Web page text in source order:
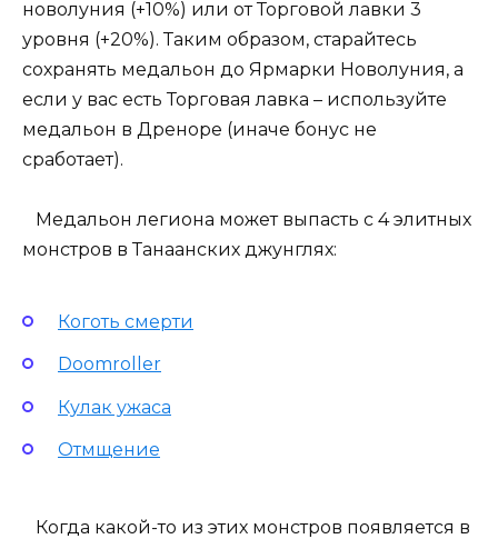
новолуния (+10%) или от Торговой лавки 3
уровня (+20%). Таким образом, старайтесь
сохранять медальон до Ярмарки Новолуния, а
если у вас есть Торговая лавка – используйте
медальон в Дреноре (иначе бонус не
сработает).
Медальон легиона может выпасть с 4 элитных
монстров в Танаанских джунглях:
Коготь смерти
Doomroller
Кулак ужаса
Отмщение
Когда какой-то из этих монстров появляется в